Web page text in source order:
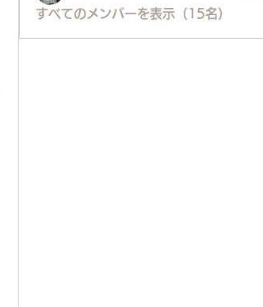
すべてのメンバーを表示（15名）